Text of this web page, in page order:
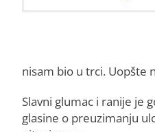
nisam bio u trci. Uopšte
Slavni glumac i ranije je
glasine o preuzimanju